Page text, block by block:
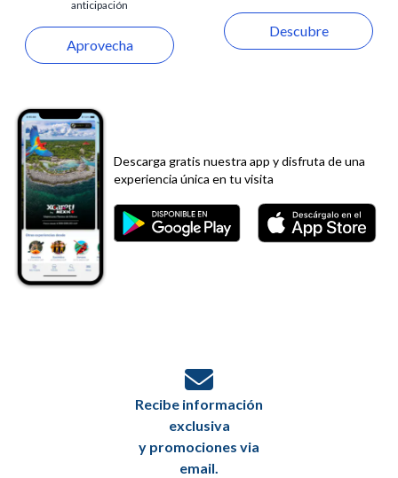
anticipación
Aprovecha
Descubre
Descarga gratis nuestra app y disfruta de una
experiencia única en tu visita
Recibe información
exclusiva
y promociones via
email.